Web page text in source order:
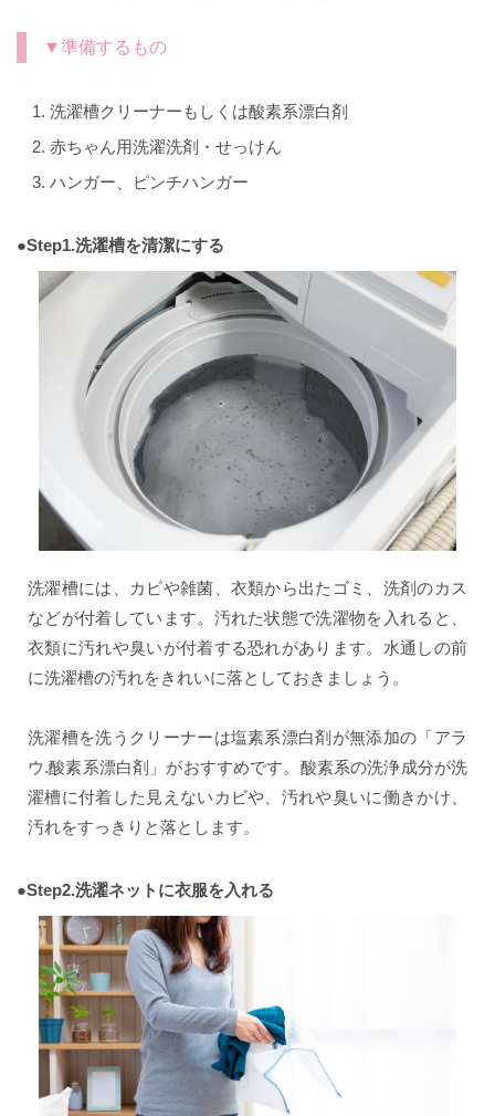
▼準備するもの
洗濯槽クリーナーもしくは酸素系漂白剤
赤ちゃん用洗濯洗剤・せっけん
ハンガー、ピンチハンガー
●Step1.洗濯槽を清潔にする
洗濯槽には、カビや雑菌、衣類から出たゴミ、洗剤のカス
などが付着しています。汚れた状態で洗濯物を入れると、
衣類に汚れや臭いが付着する恐れがあります。水通しの前
に洗濯槽の汚れをきれいに落としておきましょう。
洗濯槽を洗うクリーナーは塩素系漂白剤が無添加の「アラ
ウ.酸素系漂白剤」がおすすめです。酸素系の洗浄成分が洗
濯槽に付着した見えないカビや、汚れや臭いに働きかけ、
汚れをすっきりと落とします。
●Step2.洗濯ネットに衣服を入れる